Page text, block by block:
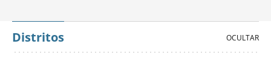
Distritos